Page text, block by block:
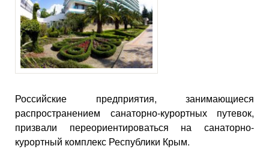
Российские предприятия, занимающиеся
распространением санаторно-курортных путевок,
призвали переориентироваться на санаторно-
курортный комплекс Республики Крым.